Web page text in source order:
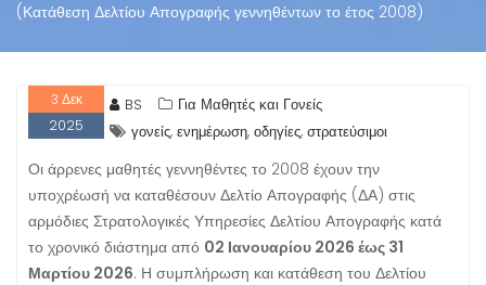
(Κατάθεση Δελτίου Απογραφής γεννηθέντων το έτος 2008)
3 Δεκ
2025
BS
Για Μαθητές και Γονείς
γονείς, ενημέρωση, οδηγίες, στρατεύσιμοι
Οι άρρενες μαθητές γεννηθέντες το 2008 έχουν την
υποχρέωσή να καταθέσουν Δελτίο Απογραφής (ΔΑ) στις
αρμόδιες Στρατολογικές Υπηρεσίες Δελτίου Απογραφής κατά
το χρονικό διάστημα από 02 Ιανουαρίου 2026 έως 31
Μαρτίου 2026. Η συμπλήρωση και κατάθεση του Δελτίου